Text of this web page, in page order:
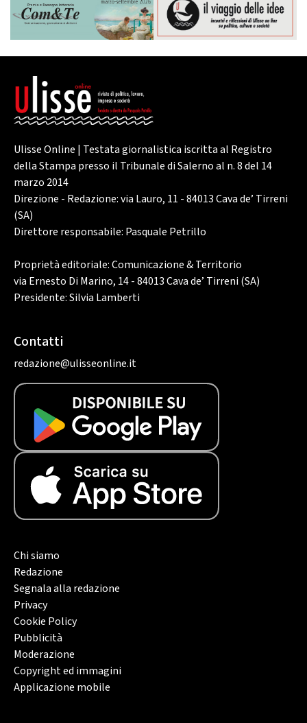
Ulisse Online | Testata giornalistica iscritta al Registro
della Stampa presso il Tribunale di Salerno al n. 8 del 14
marzo 2014
Direzione - Redazione: via Lauro, 11 - 84013 Cava de’ Tirreni
(SA)
Direttore responsabile: Pasquale Petrillo
Proprietà editoriale: Comunicazione & Territorio
via Ernesto Di Marino, 14 - 84013 Cava de’ Tirreni (SA)
Presidente: Silvia Lamberti
Contatti
redazione@ulisseonline.it
Chi siamo
Redazione
Segnala alla redazione
Privacy
Cookie Policy
Pubblicità
Moderazione
Copyright ed immagini
Applicazione mobile